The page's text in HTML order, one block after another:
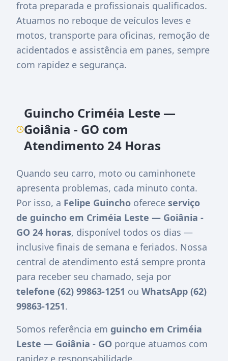
frota preparada e profissionais qualificados.
Atuamos no reboque de veículos leves e
motos, transporte para oficinas, remoção de
acidentados e assistência em panes, sempre
com rapidez e segurança.
Guincho Criméia Leste —
Goiânia - GO com
Atendimento 24 Horas
Quando seu carro, moto ou caminhonete
apresenta problemas, cada minuto conta.
Por isso, a Felipe Guincho oferece serviço
de guincho em Criméia Leste — Goiânia -
GO 24 horas, disponível todos os dias —
inclusive finais de semana e feriados. Nossa
central de atendimento está sempre pronta
para receber seu chamado, seja por
telefone (62) 99863-1251 ou WhatsApp (62)
99863-1251.
Somos referência em guincho em Criméia
Leste — Goiânia - GO porque atuamos com
rapidez e responsabilidade.